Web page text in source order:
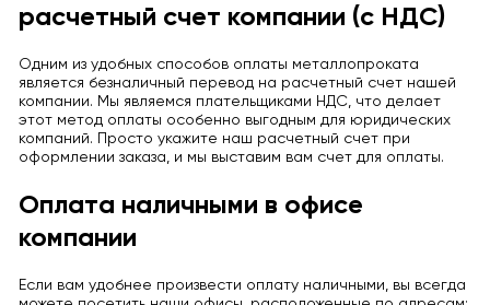
расчетный счет компании (с НДС)
Одним из удобных способов оплаты металлопроката
является безналичный перевод на расчетный счет нашей
компании. Мы являемся плательщиками НДС, что делает
этот метод оплаты особенно выгодным для юридических
компаний. Просто укажите наш расчетный счет при
оформлении заказа, и мы выставим вам счет для оплаты.
Оплата наличными в офисе
компании
Если вам удобнее произвести оплату наличными, вы всегда